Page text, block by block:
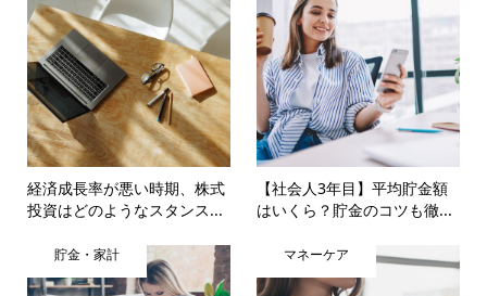
経済成長率が悪い時期、株式
投資はどのようなスタンス...
【社会人3年目】平均貯金額
はいくら？貯金のコツも徹...
貯金・家計 マネーケア